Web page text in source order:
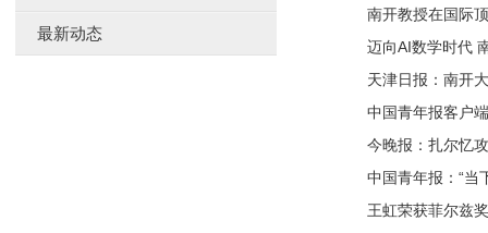
最新动态
南开教授在国际
迈向AI数学时代
天津日报：南开
中国青年报客户
今晚报：扎尔忆
中国青年报：“当
王虹荣获菲尔兹